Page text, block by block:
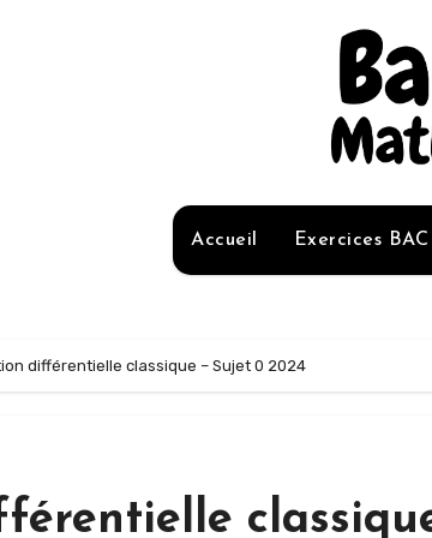
Accueil Exercices BAC
différentielle classique – Sujet 0 2024